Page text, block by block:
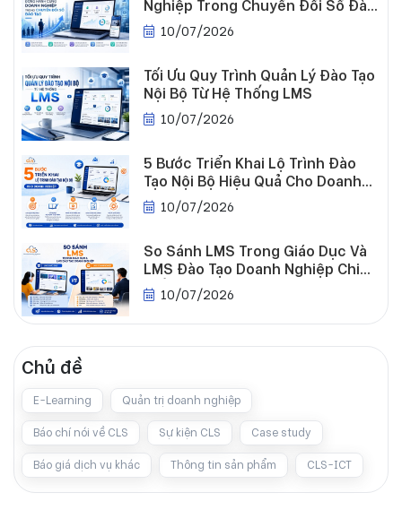
Tuyển
dụng
Nghiệp Trong Chuyển Đổi Số Đào
Tạo10/07/2026
Tối Ưu Quy Trình Quản Lý Đào Tạo
Nội Bộ Từ Hệ Thống LMS
10/07/2026
5 Bước Triển Khai Lộ Trình Đào
Tạo Nội Bộ Hiệu Quả Cho Doanh
Nghiệp
10/07/2026
So Sánh LMS Trong Giáo Dục Và
LMS Đào Tạo Doanh Nghiệp Chi
Tiết10/07/2026
Chủ đề
E-Learning Quản trị doanh nghiệp
Báo chí nói về CLS Sự kiện CLS Case study
Báo giá dịch vụ khác Thông tin sản phẩm CLS-ICT